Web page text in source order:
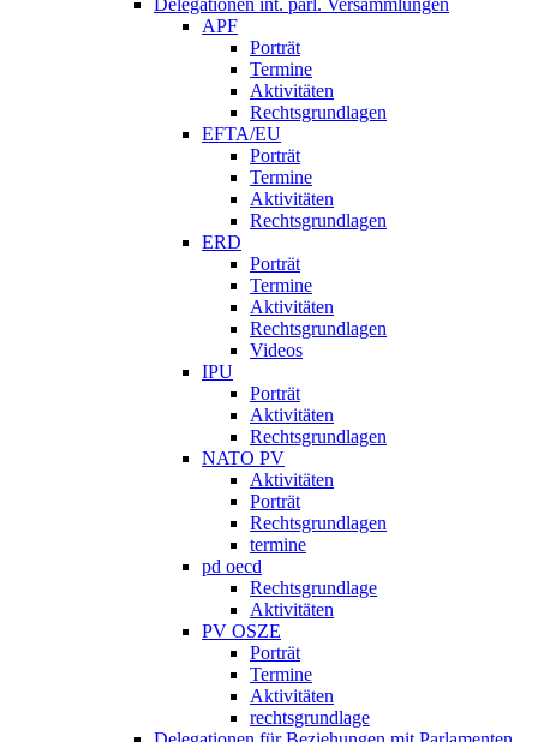
Delegationen int. parl. Versammlungen
APF
Porträt
Termine
Aktivitäten
Rechtsgrundlagen
EFTA/EU
Porträt
Termine
Aktivitäten
Rechtsgrundlagen
ERD
Porträt
Termine
Aktivitäten
Rechtsgrundlagen
Videos
IPU
Porträt
Aktivitäten
Rechtsgrundlagen
NATO PV
Aktivitäten
Porträt
Rechtsgrundlagen
termine
pd oecd
Rechtsgrundlage
Aktivitäten
PV OSZE
Porträt
Termine
Aktivitäten
rechtsgrundlage